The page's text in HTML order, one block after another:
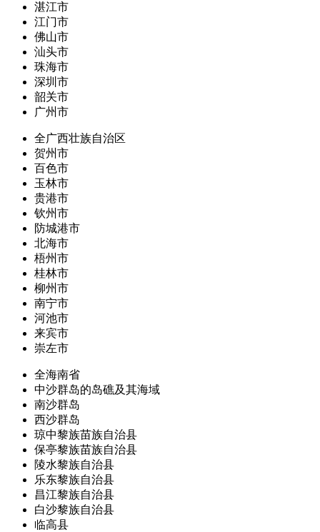
湛江市
江门市
佛山市
汕头市
珠海市
深圳市
韶关市
广州市
全广西壮族自治区
贺州市
百色市
玉林市
贵港市
钦州市
防城港市
北海市
梧州市
桂林市
柳州市
南宁市
河池市
来宾市
崇左市
全海南省
中沙群岛的岛礁及其海域
南沙群岛
西沙群岛
琼中黎族苗族自治县
保亭黎族苗族自治县
陵水黎族自治县
乐东黎族自治县
昌江黎族自治县
白沙黎族自治县
临高县